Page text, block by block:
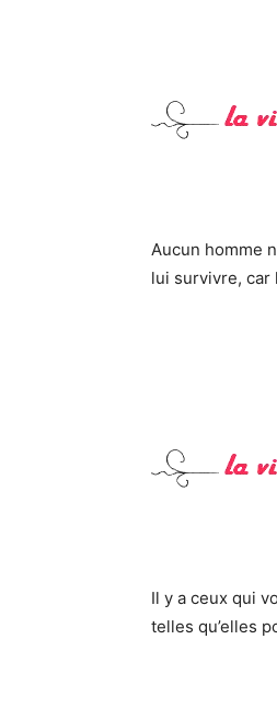
Aucun homme
lui survivre, car
Il y a ceux qui
telles qu’elles